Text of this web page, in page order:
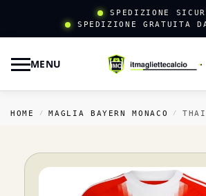
SPEDIZIONE
SPEDIZIONE GRATUITA
MENU
HOME / MAGLIA BAYERN MONACO / THAILANDIA